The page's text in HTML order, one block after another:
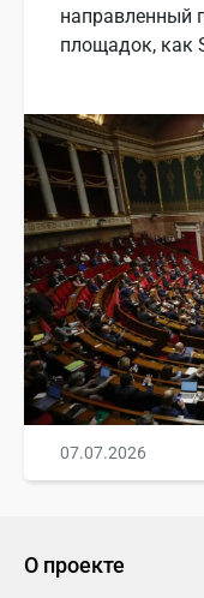
направленный
площадок, как
07.07.2026
О проекте